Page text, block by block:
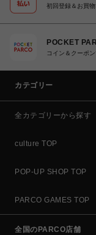
初回登録＆お買
POCKET
コイン＆クーポ
カテゴリー
全カテゴリーから探す
culture TOP
POP-UP SHOP TOP
PARCO GAMES TOP
全国のPARCO店舗